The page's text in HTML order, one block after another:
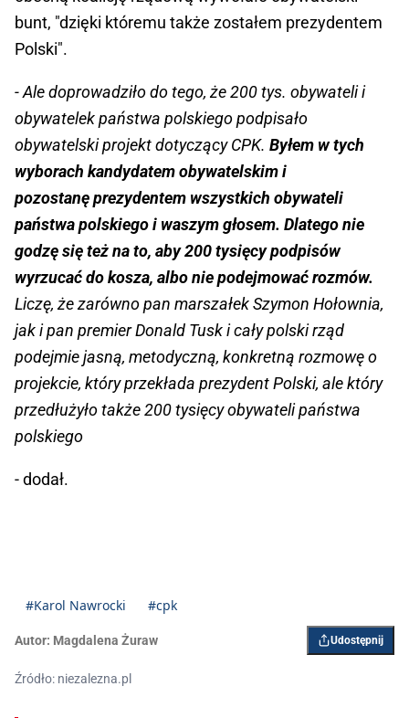
bunt, "dzięki któremu także zostałem prezydentem
Polski".
- Ale doprowadziło do tego, że 200 tys. obywateli i
obywatelek państwa polskiego podpisało
obywatelski projekt dotyczący CPK. Byłem w tych
wyborach kandydatem obywatelskim i
pozostanę prezydentem wszystkich obywateli
państwa polskiego i waszym głosem. Dlatego nie
godzę się też na to, aby 200 tysięcy podpisów
wyrzucać do kosza, albo nie podejmować rozmów.
Liczę, że zarówno pan marszałek Szymon Hołownia,
jak i pan premier Donald Tusk i cały polski rząd
podejmie jasną, metodyczną, konkretną rozmowę o
projekcie, który przekłada prezydent Polski, ale który
przedłużyło także 200 tysięcy obywateli państwa
polskiego
- dodał.
#Karol Nawrocki #cpk
Autor: Magdalena Żuraw Udostępnij
Źródło: niezalezna.pl